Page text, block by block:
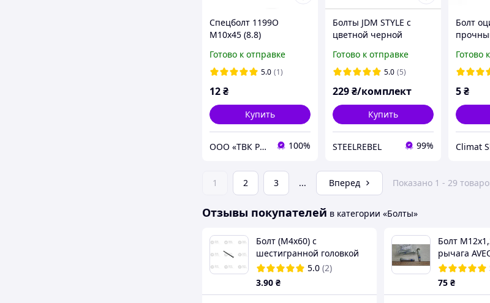
Спецболт 1199O
М10х45 (8.8)
DS6007 с гайкой,
черный (Unibolt)
Готово к отправке
5.0 (1)
12₴
Купить
ООО «ТВК Рамос» 100%
Болты JDM STYLE с
цветной черной
Готово к отправке
5.0 (5)
229₴/комплект
Купить
STEELREBEL 99%
Болт
болты
Готово
5₴
Climat
1 2 3 ... Вперед Показано 1 - 29
Отзывы покупателей в категории «Болты»
Болт (М4х60) с
шестигранной головкой
(полная резьба) (класс
прочности 4.8) (Ключ 7)
5.0 (2)
3.90 ₴
Болт
рычага
75 ₴